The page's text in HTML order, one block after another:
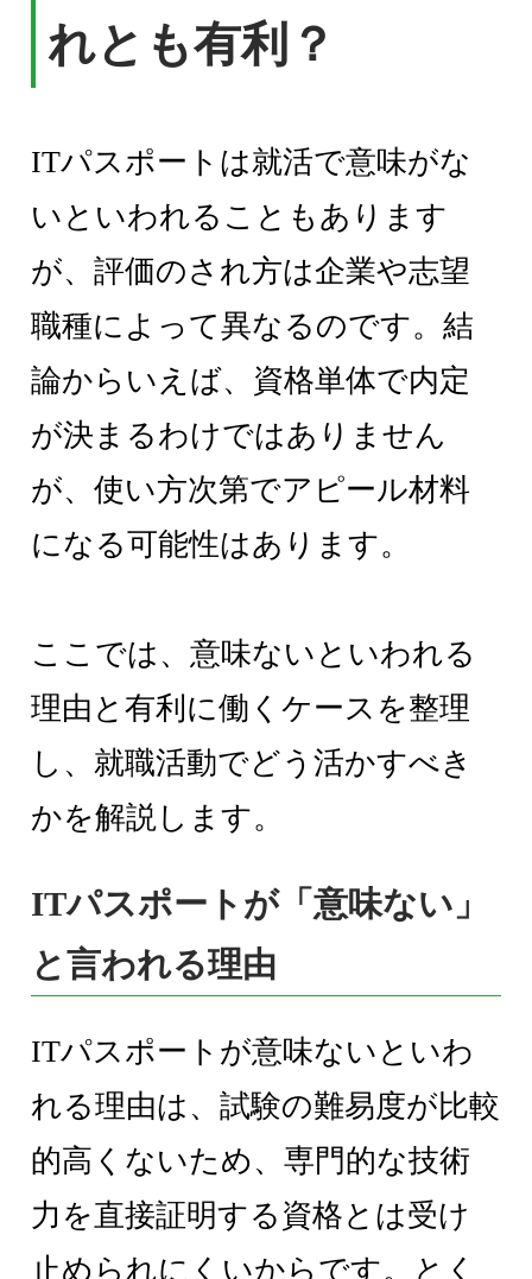
れとも有利？
ITパスポートは就活で意味がな
いといわれることもあります
が、評価のされ方は企業や志望
職種によって異なるのです。結
論からいえば、資格単体で内定
が決まるわけではありません
が、使い方次第でアピール材料
になる可能性はあります。
ここでは、意味ないといわれる
理由と有利に働くケースを整理
し、就職活動でどう活かすべき
かを解説します。
ITパスポートが「意味ない」
と言われる理由
ITパスポートが意味ないといわ
れる理由は、試験の難易度が比較
的高くないため、専門的な技術
力を直接証明する資格とは受け
止められにくいからです。とく